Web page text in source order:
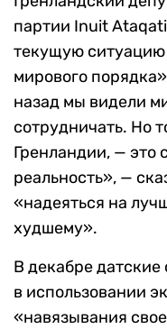
партии Inuit
текущую
мирового
назад мы видели
сотрудничать. Но
Гренландии, — это
реальность», —
«надеяться на
худшему».
В декабре
в использовании
«навязывания